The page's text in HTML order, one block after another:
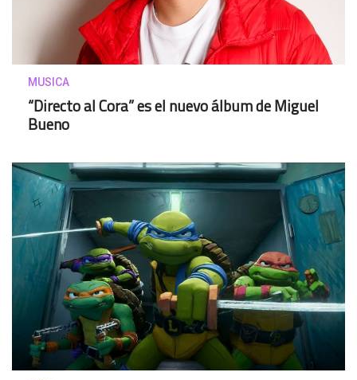
MUSICA
“Directo al Cora” es el nuevo álbum de Miguel
Bueno